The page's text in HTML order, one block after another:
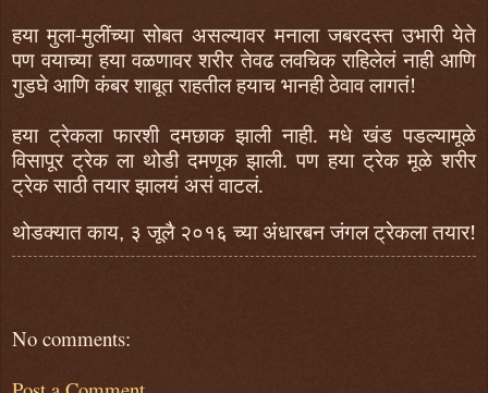
हया मुला-मुलींच्या सोबत असल्यावर मनाला जबरदस्त उभारी येते
पण वयाच्या हया वळणावर शरीर तेवढ लवचिक राहिलेलं नाही आणि
गुडघे आणि कंबर शाबूत राहतील हयाच भानही ठेवाव लागतं!
हया ट्रेकलाफारशी दमछाक झाली नाही. मधे खंड पडल्यामूळे
विसापूर ट्रेक ला थोडी दमणूक झाली. पण हया ट्रेक मूळे शरीर
ट्रेक साठी तयार झालयं असं वाटलं.
थोडक्यात काय, ३ जूलै २०१६ च्या अंधारबन जंगल ट्रेकला तयार!
No comments: